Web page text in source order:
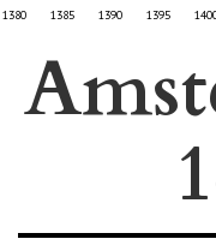
1380 1385 1390 1395